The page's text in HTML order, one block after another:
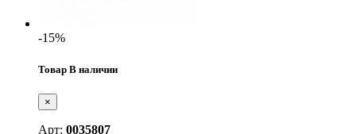
-15%
Товар В наличии
×
Арт: 0035807